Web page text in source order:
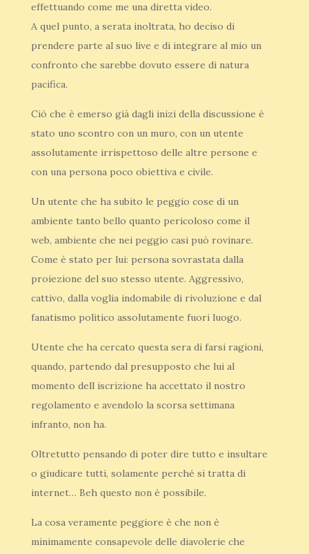
effettuando come me una diretta video.
A quel punto, a serata inoltrata, ho deciso di
prendere parte al suo live e di integrare al mio un
confronto che sarebbe dovuto essere di natura
pacifica.
Ciò che è emerso già dagli inizi della discussione è
stato uno scontro con un muro, con un utente
assolutamente irrispettoso delle altre persone e
con una persona poco obiettiva e civile.
Un utente che ha subito le peggio cose di un
ambiente tanto bello quanto pericoloso come il
web, ambiente che nei peggio casi può rovinare.
Come è stato per lui: persona sovrastata dalla
proiezione del suo stesso utente. Aggressivo,
cattivo, dalla voglia indomabile di rivoluzione e dal
fanatismo politico assolutamente fuori luogo.
Utente che ha cercato questa sera di farsi ragioni,
quando, partendo dal presupposto che lui al
momento dell iscrizione ha accettato il nostro
regolamento e avendolo la scorsa settimana
infranto, non ha.
Oltretutto pensando di poter dire tutto e insultare
o giudicare tutti, solamente perché si tratta di
internet… Beh questo non è possibile.
La cosa veramente peggiore è che non è
minimamente consapevole delle diavolerie che